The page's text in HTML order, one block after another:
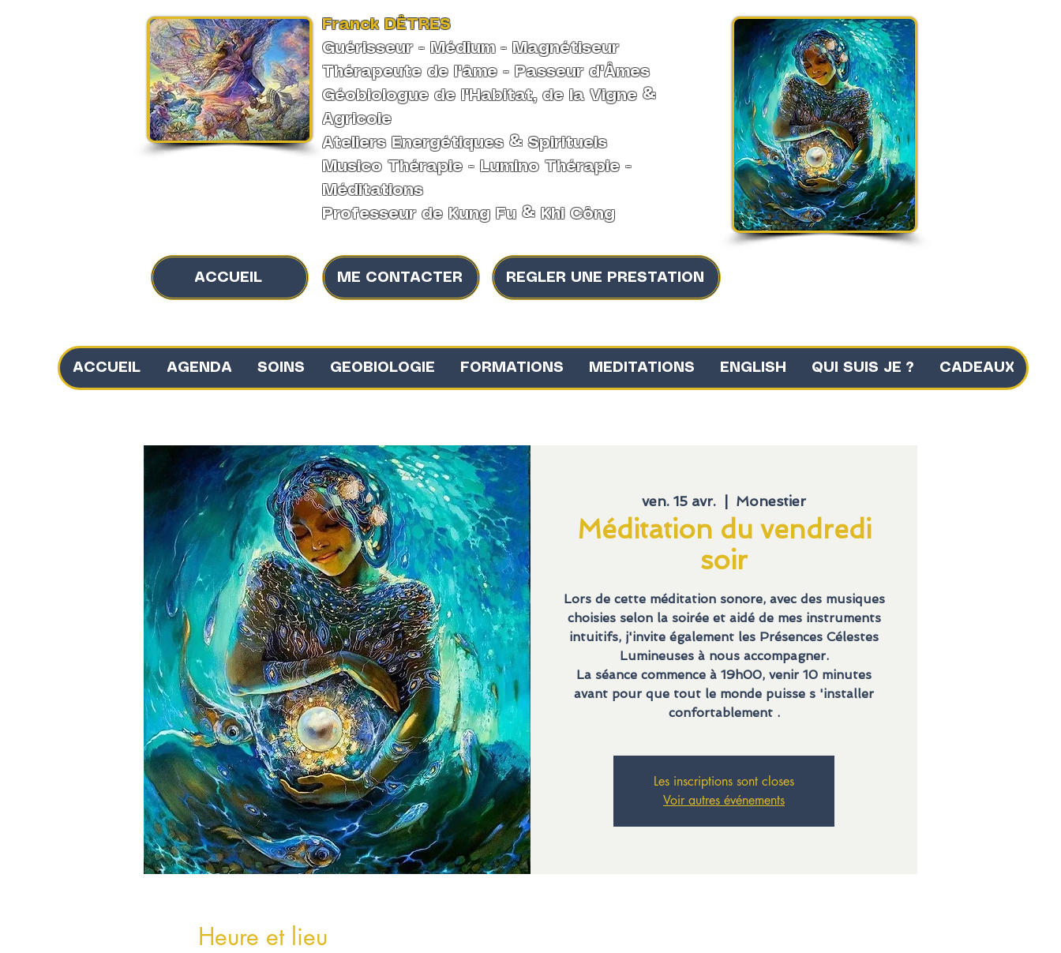
Franck DÊTRES
Guérisseur - Médium - Magnétiseur
Thérapeute de l'âme - Passeur d'Âmes
Géobiologue de l'Habitat, de la Vigne &
Agricole
Ateliers Energétiques & Spirituels
Musico Thérapie - Lumino Thérapie -
Méditations
Professeur de Kung Fu & Khi Công
ACCUEIL ME CONTACTER REGLER UNE PRESTATION
ACCUEIL AGENDA SOINS GEOBIOLOGIE FORMATIONS MEDITATIONS ENGLISH QUI SUIS JE ? CADEAUX
ven. 15 avr. Monestier
Méditation du vendredi
soir
Lors de cette méditation sonore, avec des musiques
choisies selon la soirée et aidé de mes instruments
intuitifs, j'invite également les Présences Célestes
Lumineuses à nous accompagner.
La séance commence à 19h00, venir 10 minutes
avant pour que tout le monde puisse s 'installer
confortablement .
Les inscriptions sont closes
Voir autres événements
Heure et lieu